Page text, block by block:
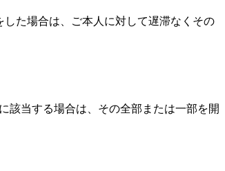
た場合は、ご本人に対して遅滞なくその
該当する場合は、その全部または一部を開